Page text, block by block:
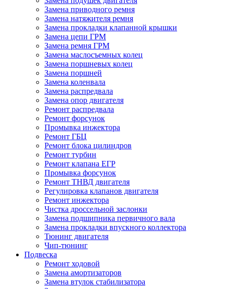
Замена приводного ремня
Замена натяжителя ремня
Замена прокладки клапанной крышки
Замена цепи ГРМ
Замена ремня ГРМ
Замена маслосъемных колец
Замена поршневых колец
Замена поршней
Замена коленвала
Замена распредвала
Замена опор двигателя
Ремонт распредвала
Ремонт форсунок
Промывка инжектора
Ремонт ГБЦ
Ремонт блока цилиндров
Ремонт турбин
Ремонт клапана ЕГР
Промывка форсунок
Ремонт ТНВД двигателя
Регулировка клапанов двигателя
Ремонт инжектора
Чистка дроссельной заслонки
Замена подшипника первичного вала
Замена прокладки впускного коллектора
Тюнинг двигателя
Чип-тюнинг
Подвеска
Ремонт ходовой
Замена амортизаторов
Замена втулок стабилизатора